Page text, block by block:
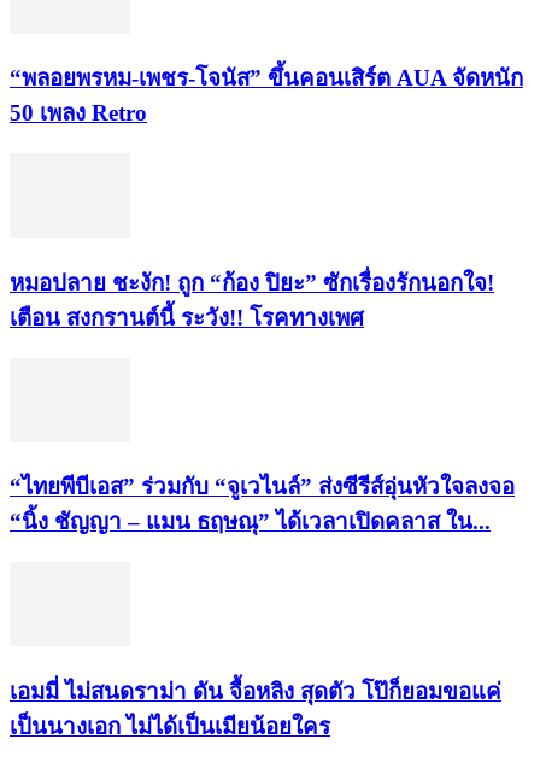
“พลอยพรหม-เพชร-โจนัส” ขึ้นคอนเสิร์ต AUA จัดหนัก
50 เพลง Retro
หมอปลาย ชะงัก! ถูก “ก้อง ปิยะ” ซักเรื่องรักนอกใจ!
เตือน สงกรานต์นี้ ระวัง!! โรคทางเพศ
“ไทยพีบีเอส” ร่วมกับ “จูเวไนล์” ส่งซีรีส์อุ่นหัวใจลงจอ
“นิ้ง ชัญญา – แมน ธฤษณุ” ได้เวลาเปิดคลาส ใน...
เอมมี่ ไม่สนดราม่า ดัน จื้อหลิง สุดตัว โป๊ก็ยอมขอแค่
เป็นนางเอก ไม่ได้เป็นเมียน้อยใคร